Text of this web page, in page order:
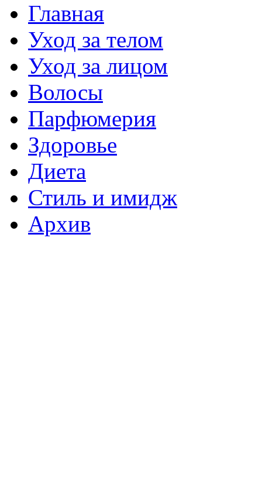
Главная
Уход за телом
Уход за лицом
Волосы
Парфюмерия
Здоровье
Диета
Стиль и имидж
Архив